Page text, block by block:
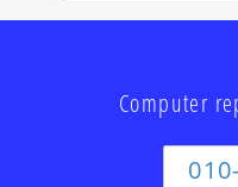
Computer